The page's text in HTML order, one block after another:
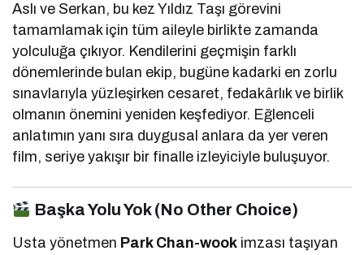
Aslı ve Serkan, bu kez Yıldız Taşı görevini
tamamlamak için tüm aileyle birlikte zamanda
yolculuğa çıkıyor. Kendilerini geçmişin farklı
dönemlerinde bulan ekip, bugüne kadarki en zorlu
sınavlarıyla yüzleşirken cesaret, fedakârlık ve birlik
olmanın önemini yeniden keşfediyor. Eğlenceli
anlatımın yanı sıra duygusal anlara da yer veren
film, seriye yakışır bir finalle izleyiciyle buluşuyor.
Başka Yolu Yok (No Other Choice)
Usta yönetmen Park Chan-wook imzası taşıyan